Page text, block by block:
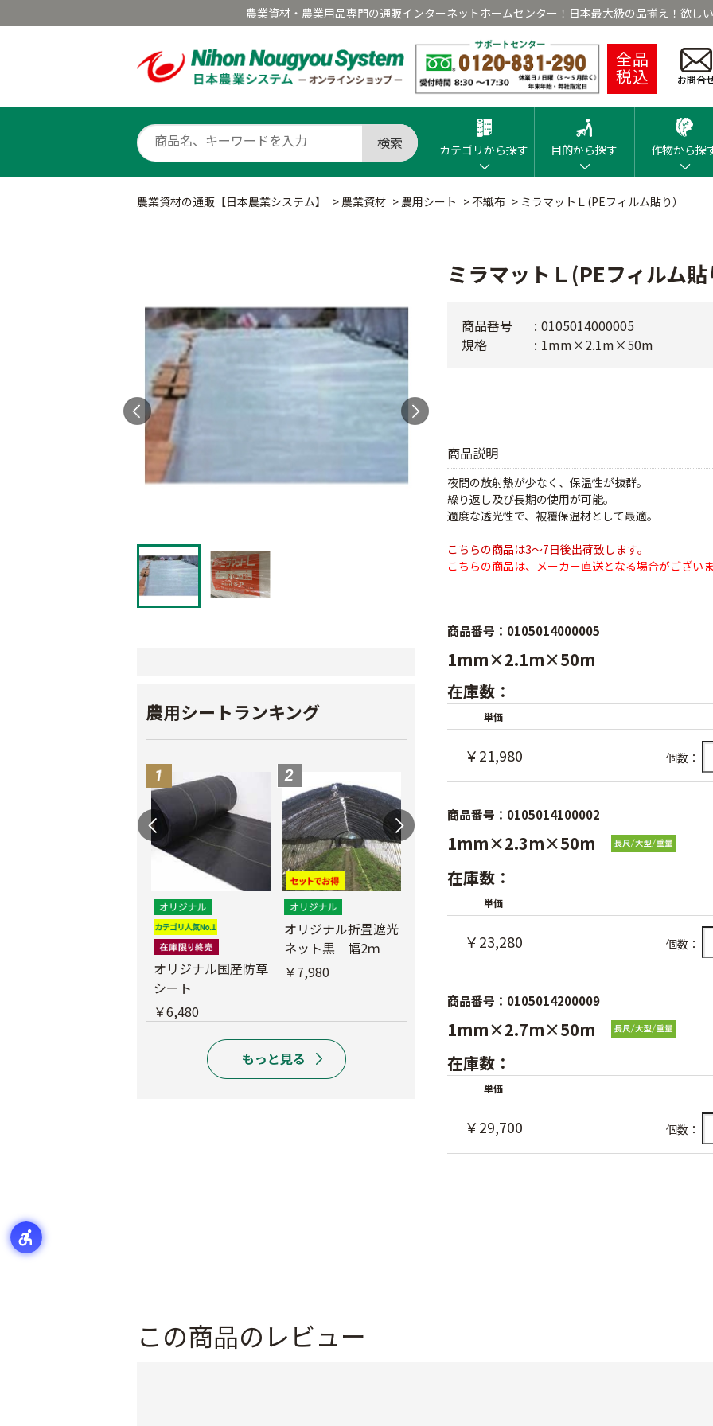
農業資材・農業用品専門の通販インターネットホームセンター！日本最大級の品揃え！欲しい
全品
税込 お問合
検索 カテゴリから探す 目的から探す 作物から探
農業資材の通販【日本農業システム】 > 農業資材 > 農用シート >不織布 > ミラマットＬ(PEフィルム貼り）
農用シートランキング
オリジナル国産防草
シート
￥6,480
オリジナル折畳遮光
ネット黒 幅2ｍ
￥7,980
￥23,780
べた
￥
ミラマットＬ(PEフィルム貼
商品説明
夜間の放射熱が少なく、保温性が抜群。
繰り返し及び長期の使用が可能。
適度な透光性で、被覆保温材として最適。
こちらの商品は3～7日後出荷致します。
こちらの商品は、メーカー直送となる場合がございま
商品番号
0105014000005
規格
1mm×2.1m×50m
商品番号：0105014000005
1mm×2.1m×50m
在庫数：
単価
￥21,980 個数：
商品番号：0105014100002
1mm×2.3m×50m
在庫数：
単価
￥23,280 個数：
商品番号：0105014200009
1mm×2.7m×50m
在庫数：
単価
￥29,700 個数：
この商品のレビュー